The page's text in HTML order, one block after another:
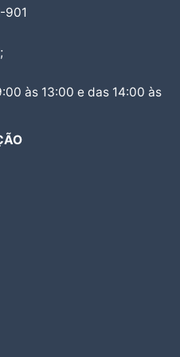
901
às 13:00 e das 14:00 às